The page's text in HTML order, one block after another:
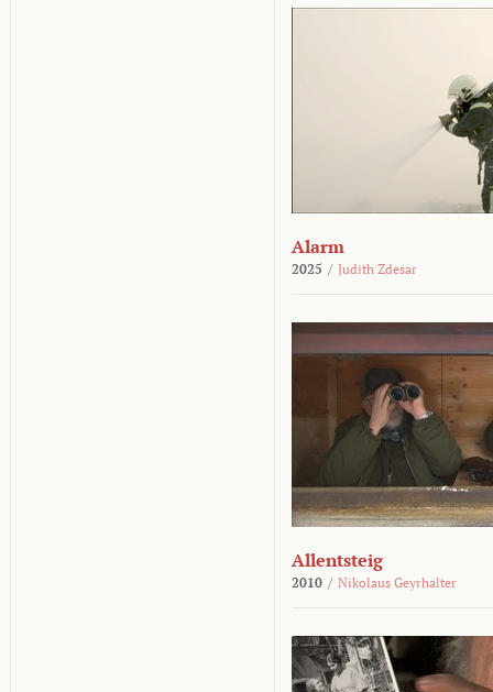
Alarm
2025 / Judith Zdesar
Allentsteig
2010 / Nikolaus Geyrhalter